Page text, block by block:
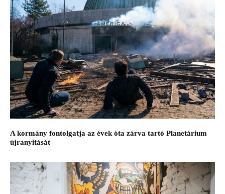
A kormány fontolgatja az évek óta zárva tartó Planetárium
újranyitását